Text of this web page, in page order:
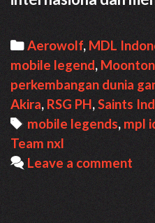
Categories
Aerowolf, MDL
mobile legend, Moonton
perkembangan dunia
Akira, RSG PH,Saints
Tags
mobile legends, mpl
Team nxl
Leave a comment